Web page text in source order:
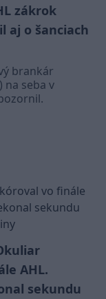
zákrok
aj o šanciach
brankár
na seba v
AHL.
sekundu